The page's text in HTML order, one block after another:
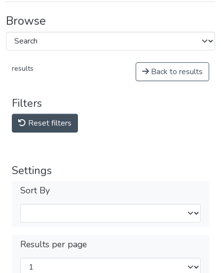
Browse
results Back to results
Filters
Reset filters
Settings
Sort By
Results per page